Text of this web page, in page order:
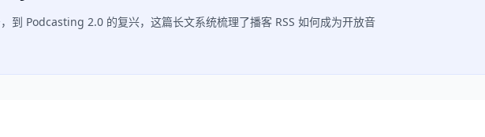
到 Podcasting 2.0 的复兴，这篇长文系统梳理了播客 RSS 如何成为开放音